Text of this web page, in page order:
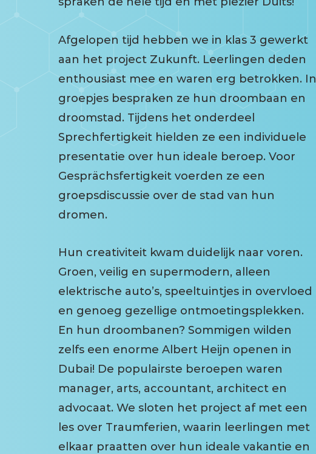
Afgelopen tijd hebben we in klas 3 gewerkt
aan het project Zukunft. Leerlingen deden
enthousiast mee en waren erg betrokken. In
groepjes bespraken ze hun droombaan en
droomstad. Tijdens het onderdeel
Sprechfertigkeit hielden ze een individuele
presentatie over hun ideale beroep. Voor
Gesprächsfertigkeit voerden ze een
groepsdiscussie over de stad van hun
dromen.
Hun creativiteit kwam duidelijk naar voren.
Groen, veilig en supermodern, alleen
elektrische auto’s, speeltuintjes in overvloed
en genoeg gezellige ontmoetingsplekken.
En hun droombanen? Sommigen wilden
zelfs een enorme Albert Heijn openen in
Dubai! De populairste beroepen waren
manager, arts, accountant, architect en
advocaat. We sloten het project af met een
les over Traumferien, waarin leerlingen met
elkaar praatten over hun ideale vakantie en